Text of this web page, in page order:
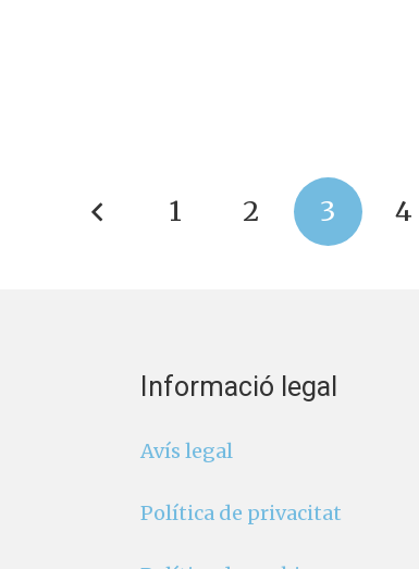
1 2 3 4
Informació legal
Avís legal
Política de privacitat